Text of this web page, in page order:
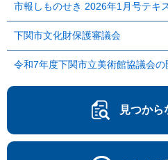
市報しものせき 2026年1月号テキ
下関市文化財保護審議会
令和7年度下関市立美術館協議会の
見つから